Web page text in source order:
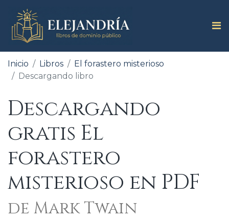
Inicio Libros
El forastero misterioso
Descargando libro
Descargando
gratis El
forastero
misterioso en PDF
de Mark Twain